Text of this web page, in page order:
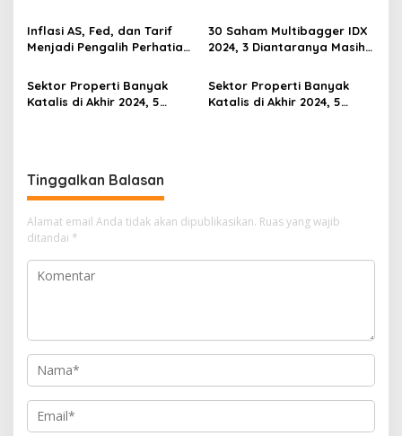
Prospeknya
Multibagger?
Inflasi AS, Fed, dan Tarif
Menjadi Pengalih Perhatian
Keuangan
30 Saham Multibagger IDX
2024, 3 Diantaranya Masih
Sektor Properti Banyak
Katalis di Akhir 2024, 5
Sektor Properti Banyak
Katalis di Akhir 2024, 5
Tinggalkan Balasan
Alamat email Anda tidak akan dipublikasikan. Ruas yang wajib
ditandai *